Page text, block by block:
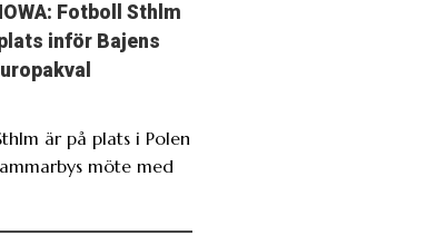
Fotboll Sthlm
inför Bajens
är på plats i Polen
möte med